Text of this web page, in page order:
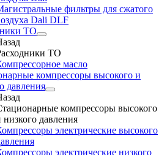
фильтры для сжатого
Dali DLF
ТО
ТО
масло
компрессоры высокого и
давления
компрессоры высокого
низкого давления
электрические высокого
электрические низкого